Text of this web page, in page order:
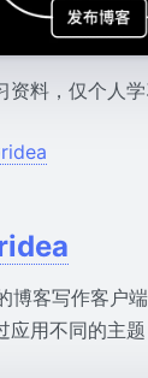
资料，仅个人
博客写作客户
应用不同的主